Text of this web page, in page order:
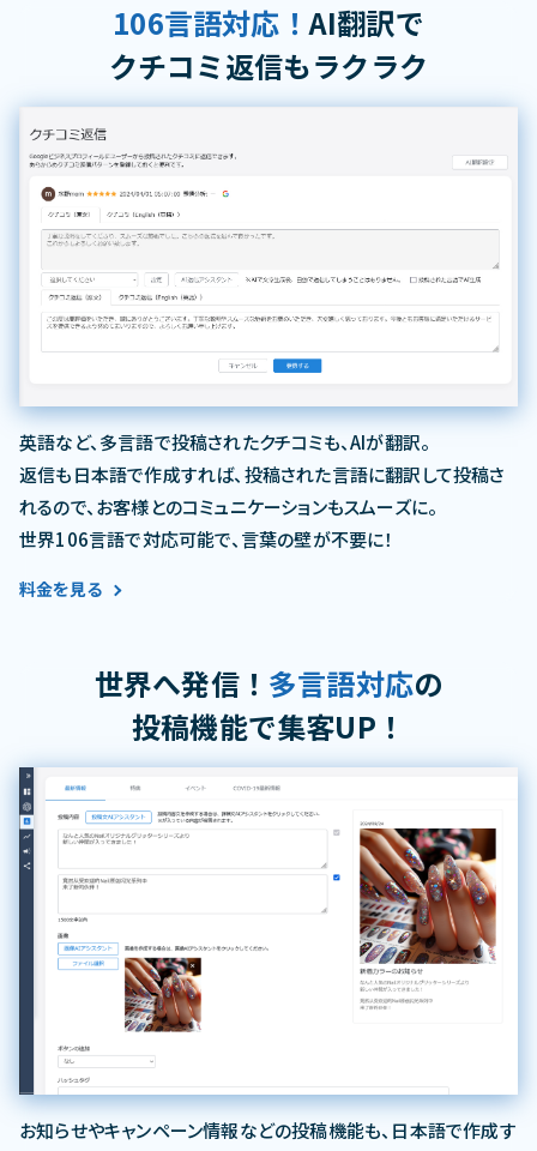
106言語対応！AI翻訳で
クチコミ返信もラクラク
英語など、多言語で投稿されたクチコミも、AIが翻訳。
返信も日本語で作成すれば、投稿された言語に翻訳して投稿さ
れるので、お客様とのコミュニケーションもスムーズに。
世界106言語で対応可能で、言葉の壁が不要に！
料金を見る
世界へ発信！ 多言語対応の
投稿機能で集客UP！
お知らせやキャンペーン情報などの投稿機能も、日本語で作成す